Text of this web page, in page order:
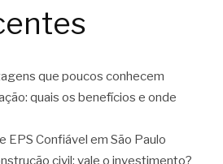
que poucos conhecem
quais os benefícios e onde
EPS Confiável em São Paulo
civil: vale o investimento?